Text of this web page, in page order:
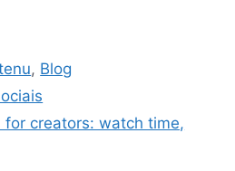
, Blog
for creators: watch time,